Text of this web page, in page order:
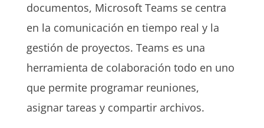
documentos, Microsoft Teams se centra
en la comunicación en tiempo real y la
gestión de proyectos. Teams es una
herramienta de colaboración todo en uno
que permite programar reuniones,
asignar tareas y compartir archivos.